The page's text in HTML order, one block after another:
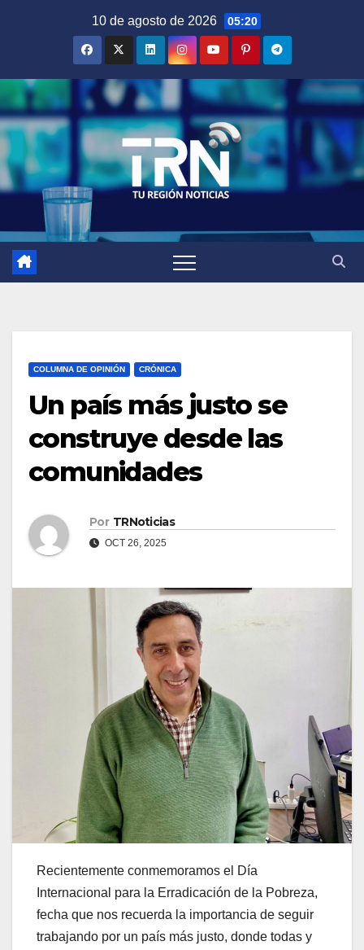
10 de agosto de 2026 05:20
COLUMNA DE OPINIÓN CRÓNICA
Un país más justo se
construye desde las
comunidades
Por TRNoticias
OCT 26, 2025
Recientemente conmemoramos el Día
Internacional para la Erradicación de la Pobreza,
fecha que nos recuerda la importancia de seguir
trabajando por un país más justo, donde todas y